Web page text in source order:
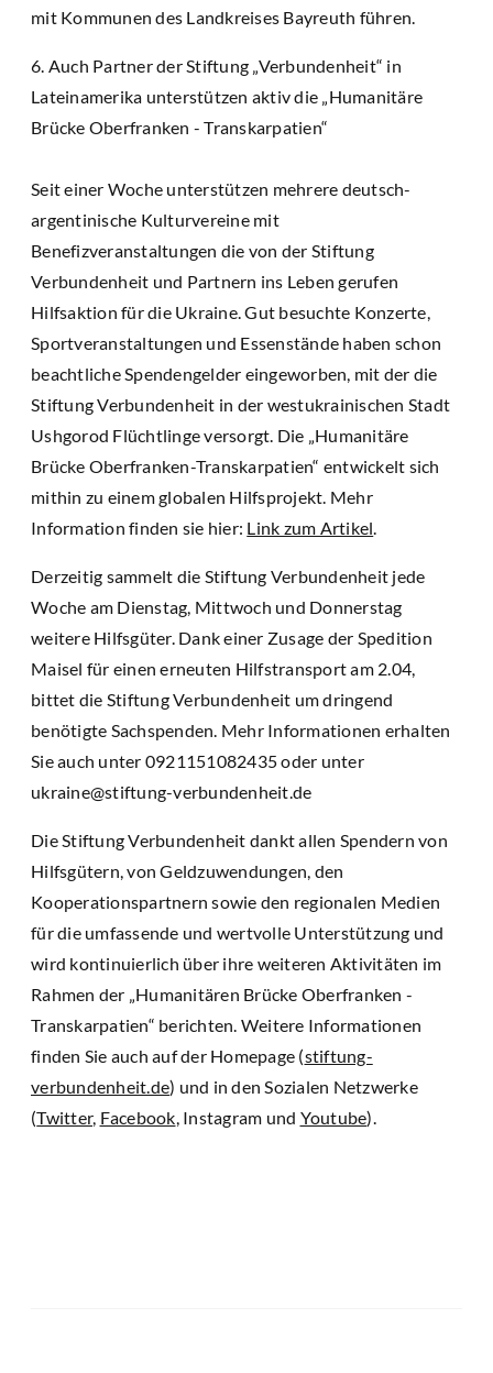
mit Kommunen des Landkreises Bayreuth führen.
6. Auch Partner der Stiftung „Verbundenheit“ in
Lateinamerika unterstützen aktiv die „Humanitäre
Brücke Oberfranken - Transkarpatien“
Seit einer Woche unterstützen mehrere deutsch-
argentinische Kulturvereine mit
Benefizveranstaltungen die von der Stiftung
Verbundenheit und Partnern ins Leben gerufen
Hilfsaktion für die Ukraine. Gut besuchte Konzerte,
Sportveranstaltungen und Essenstände haben schon
beachtliche Spendengelder eingeworben, mit der die
Stiftung Verbundenheit in der westukrainischen Stadt
Ushgorod Flüchtlinge versorgt. Die „Humanitäre
Brücke Oberfranken-Transkarpatien“ entwickelt sich
mithin zu einem globalen Hilfsprojekt. Mehr
Information finden sie hier: Link zum Artikel
Derzeitig sammelt die Stiftung Verbundenheit jede
Woche am Dienstag, Mittwoch und Donnerstag
weitere Hilfsgüter. Dank einer Zusage der Spedition
Maisel für einen erneuten Hilfstransport am 2.04,
bittet die Stiftung Verbundenheit um dringend
benötigte Sachspenden. Mehr Informationen erhalten
Sie auch unter 0921151082435 oder unter
ukraine@stiftung-verbundenheit.de
Die Stiftung Verbundenheit dankt allen Spendern von
Hilfsgütern, von Geldzuwendungen, den
Kooperationspartnern sowie den regionalen Medien
für die umfassende und wertvolle Unterstützung und
wird kontinuierlich über ihre weiteren Aktivitäten im
Rahmen der „Humanitären Brücke Oberfranken -
Transkarpatien“ berichten. Weitere Informationen
finden Sie auch auf der Homepage (stiftung-
verbundenheit.de) und in den Sozialen Netzwerke
(Twitter, Facebook , Instagram und Youtube).